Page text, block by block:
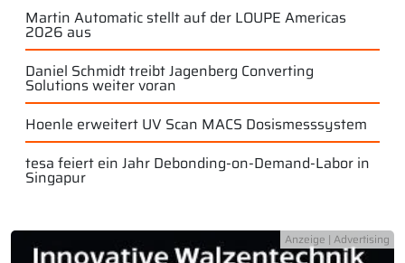
Martin Automatic stellt auf der LOUPE Americas
2026 aus
Daniel Schmidt treibt Jagenberg Converting
Solutions weiter voran
Hoenle erweitert UV Scan MACS Dosismesssystem
tesa feiert ein Jahr Debonding-on-Demand-Labor in
Singapur